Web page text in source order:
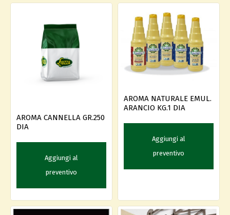
AROMA CANNELLA GR.250
DIA
Aggiungi al
preventivo
AROMA NATURALE EMUL.
ARANCIO KG.1 DIA
Aggiungi al
preventivo